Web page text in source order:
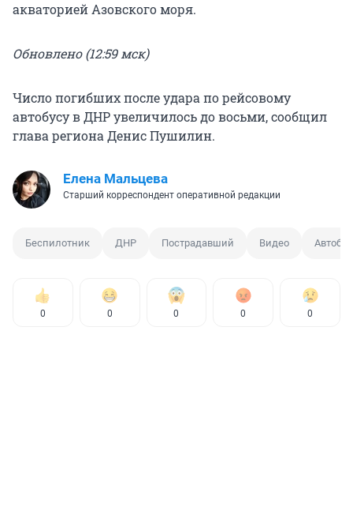
акваторией Азовского моря.
Обновлено (12:59 мск)
Число погибших после удара по рейсовому
автобусу в ДНР увеличилось до восьми, сообщил
глава региона Денис Пушилин.
Елена Мальцева
Старший корреспондент оперативной редакции
Беспилотник ДНР Пострадавший Видео Автобус
0 0 0 0 0